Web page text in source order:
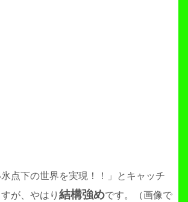
氷点下の世界を実現！！」とキャッチ
が、やはり 結構強めです。（画像で